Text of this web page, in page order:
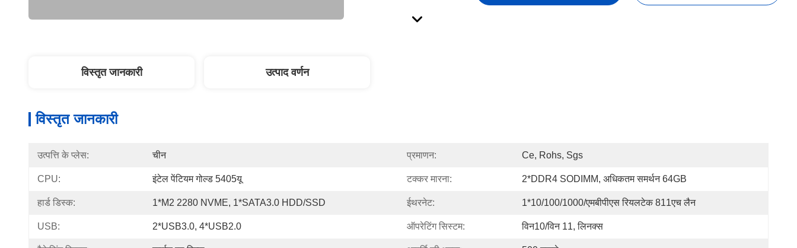
विस्तृत जानकारी उत्पाद वर्णन
विस्तृत जानकारी
उत्पत्ति के प्लेस: चीन प्रमाणन: Ce, Rohs, Sgs
CPU: इंटेल पेंटियम गोल्ड 5405यू टक्कर मारना: 2*DDR4 SODIMM, अधिकतम समर्थन 64GB
हार्ड डिस्क: 1*M2 2280 NVME, 1*SATA3.0 HDD/SSD ईथरनेट: 1*10/100/1000/एमबीपीएस रियलटेक 811एच लैन
USB: 2*USB3.0, 4*USB2.0 ऑपरेटिंग सिस्टम: विन10/विन 11, लिनक्स